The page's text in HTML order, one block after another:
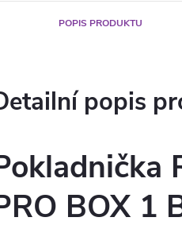
POPIS PRODUKTU
popis
BOX 1